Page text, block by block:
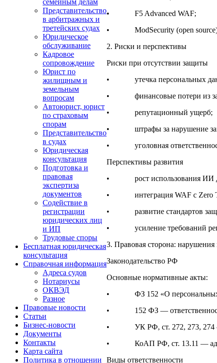
семейным делам
Представительство
в арбитражных и
третейских судах
Юридическое
обслуживание
Кадровое
сопровождение
Юрист по
жилищным и
земельным
вопросам
Автоюрист, юрист
по страховым
спорам
Представительство
в судах
Юридическая
консультация
Подготовка и
правовая
экспертиза
документов
Содействие в
регистрации
юридических лиц
и ИП
Трудовые споры
Бесплатная юридическая
консультация
Справочная информация
Адреса судов
Нотариусы
ОКВЭД
Разное
Правовые новости
Статьи
Бизнес-новости
Документы
Контакты
Карта сайта
Политика в отношении
• F5 Advanced WAF;
• ModSecurity (open
2. Риски и перспективы
Риски при отсутствии защиты
• утечка персональных
• финансовые потери из за
• репутационный ущерб;
• штрафы за нарушение
• уголовная
Перспективы развития
• рост использования ИИ
• интеграция WAF с Zero
• развитие стандартов
• усиление требований
3. Правовая сторона: нарушения
Законодательство РФ
Основные нормативные акты:
• ФЗ 152 «О персональных
• 152 ФЗ —
• УК РФ, ст. 272, 273, 274 —
• КоАП РФ, ст. 13.11 —
Виды ответственности